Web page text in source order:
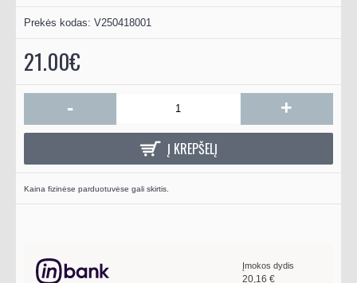
Prekės kodas: V250418001
21.00€
- +
Į KREPŠELĮ
Kaina fizinėse parduotuvėse gali skirtis.
Įmokos dydis
20,16 €